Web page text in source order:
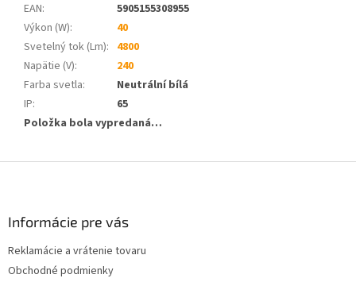
EAN:
5905155308955
Výkon (W):
40
Svetelný tok (Lm): 4800
Napätie (V):
240
Farba svetla:
Neutrální bílá
IP:
65
Položka bola vypredaná…
Informácie pre vás
Reklamácie a vrátenie tovaru
Obchodné podmienky